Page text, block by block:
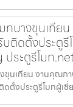
ทบางขุนเทีย
ติดตั้งประตูรี
ประตูรีโมท
ขุนเทียน งานคุณภ
ดตั้งประตูรีโมทผู้เ